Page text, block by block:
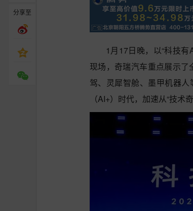
分享至
1月17日晚，以“科技
现场，奇瑞汽车重点展示了
驾、灵犀智舱、墨甲机器
（AI+）时代，加速从“技术